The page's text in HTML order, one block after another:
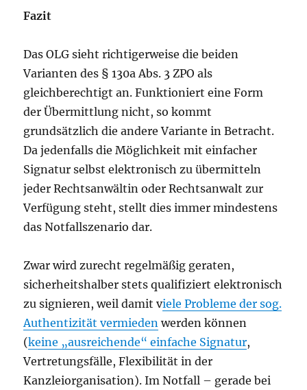
Fazit
Das OLG sieht richtigerweise die beiden
Varianten des § 130a Abs. 3 ZPO als
gleichberechtigt an. Funktioniert eine Form
der Übermittlung nicht, so kommt
grundsätzlich die andere Variante in Betracht.
Da jedenfalls die Möglichkeit mit einfacher
Signatur selbst elektronisch zu übermitteln
jeder Rechtsanwältin oder Rechtsanwalt zur
Verfügung steht, stellt dies immer mindestens
das Notfallszenario dar.
Zwar wird zurecht regelmäßig geraten,
sicherheitshalber stets qualifiziert elektronisch
zu signieren, weil damit viele Probleme der sog.
Authentizität vermieden werden können
(keine „ausreichende“ einfache Signatur,
Vertretungsfälle, Flexibilität in der
Kanzleiorganisation). Im Notfall – gerade bei